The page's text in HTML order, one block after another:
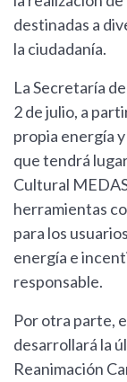
destinadas a
la ciudadanía.
La Secretaría
2 de julio, a
propia energía
que tendrá
Cultural
herramientas
para los
energía e
responsable.
Por otra parte,
desarrollará la
Reanimación